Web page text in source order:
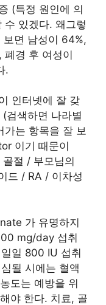
(특정 원인에 의
수 있겠다. 왜그렇
보면 남성이 64%,
폐경 후 여성이
.
인터넷에 잘 갖
검색하면 나라별
가는 항목을 잘 보
이기 때문이
절 / 부모님의
드 / RA / 이차성
가 유명하지
mg/day 섭취
일 800 IU 섭취
될 시에는 혈액
도는 예방을 위
야 한다. 치료, 골